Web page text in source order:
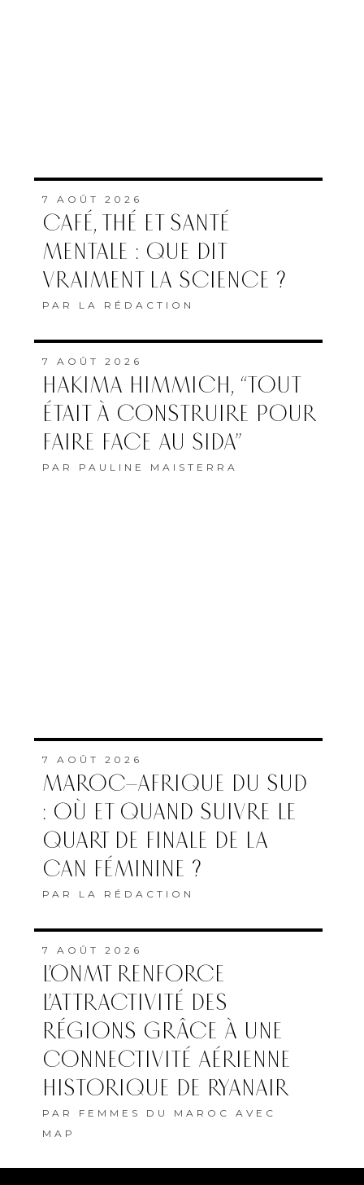
7 AOÛT 2026
CAFÉ, THÉ ET SANTÉ
MENTALE : QUE DIT
VRAIMENT LA SCIENCE ?
PAR LA RÉDACTION
7 AOÛT 2026
HAKIMA HIMMICH, “TOUT
ÉTAIT À CONSTRUIRE POUR
FAIRE FACE AU SIDA”
PAR PAULINE MAISTERRA
7 AOÛT 2026
MAROC–AFRIQUE DU SUD
: OÙ ET QUAND SUIVRE LE
QUART DE FINALE DE LA
CAN FÉMININE ?
PAR LA RÉDACTION
7 AOÛT 2026
L’ONMT RENFORCE
L’ATTRACTIVITÉ DES
RÉGIONS GRÂCE À UNE
CONNECTIVITÉ AÉRIENNE
HISTORIQUE DE RYANAIR
PAR FEMMES DU MAROC AVEC
MAP